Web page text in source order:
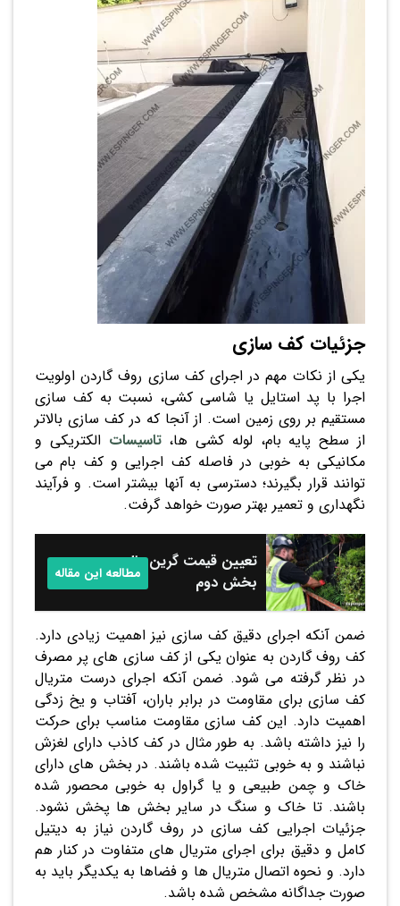
جزئیات کف سازی
یکی از نکات مهم در اجرای کف سازی روف گاردن اولویت
اجرا با پد استایل یا شاسی کشی، نسبت به کف سازی
مستقیم بر روی زمین است. از آنجا که در کف سازی بالاتر
از سطح پایه بام، لوله کشی ها،تاسیسات الکتریکی و
مکانیکی به خوبی در فاصله کف اجرایی و کف بام می
توانند قرار بگیرند؛ دسترسی به آنها بیشتر است. و فرآیند
نگهداری و تعمیر بهتر صورت خواهد گرفت.
تعیین قیمت گرین وال -
بخش دوم
مطالعه این مقاله
ضمن آنکه اجرای دقیق کف سازی نیز اهمیت زیادی دارد.
کف روف گاردن به عنوان یکی از کف سازی های پر مصرف
در نظر گرفته می شود. ضمن آنکه اجرای درست متریال
کف سازی برای مقاومت در برابر باران، آفتاب و یخ زدگی
اهمیت دارد. این کف سازی مقاومت مناسب برای حرکت
را نیز داشته باشد. به طور مثال در کف کاذب دارای لغزش
نباشند و به خوبی تثبیت شده باشند. در بخش های دارای
خاک و چمن طبیعی و یا گراول به خوبی محصور شده
باشند. تا خاک و سنگ در سایر بخش ها پخش نشود.
جزئیات اجرایی کف سازی در روف گاردن نیاز به دیتیل
کامل و دقیق برای اجرای متریال های متفاوت در کنار هم
دارد. و نحوه اتصال متریال ها و فضاها به یکدیگر باید به
صورت جداگانه مشخص شده باشد.